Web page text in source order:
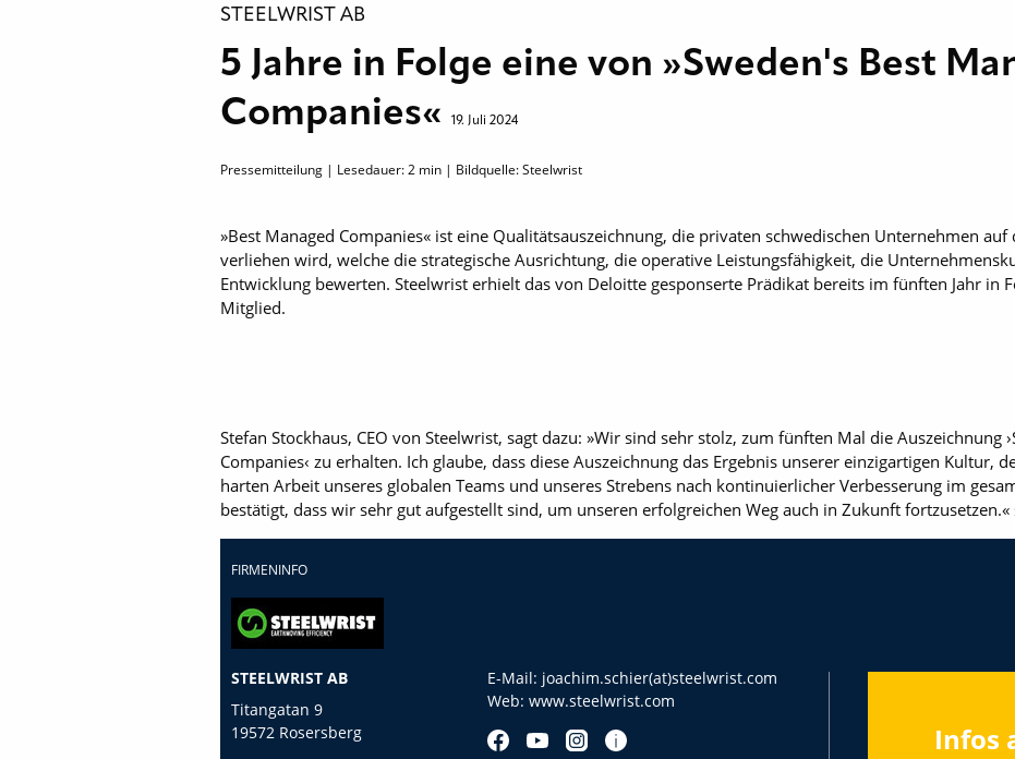
STEELWRIST AB
5 Jahre in Folge eine von »Sweden's Best
Companies«
19. Juli 2024
Pressemitteilung | Lesedauer:2 min | Bildquelle: Steelwrist
»Best Managed Companies« ist eine Qualitätsauszeichnung, die privaten schwedischen Unternehmen
verliehen wird, welche die strategische Ausrichtung, die operative Leistungsfähigkeit, die
Entwicklung bewerten. Steelwrist erhielt das von Deloitte gesponserte Prädikat bereits im fünften Jahr in
Mitglied.
Stefan Stockhaus, CEO von Steelwrist, sagt dazu: »Wir sind sehr stolz, zum fünften Mal die Auszeichnung
Companies‹ zu erhalten. Ich glaube, dass diese Auszeichnung das Ergebnis unserer einzigartigen Kultur,
harten Arbeit unseres globalen Teams und unseres Strebens nach kontinuierlicher Verbesserung im
bestätigt, dass wir sehr gut aufgestellt sind, um unseren erfolgreichen Weg auch in Zukunft fortzusetzen.«
FIRMENINFO
STEELWRIST AB
Titangatan 9
19572 Rosersberg
E-Mail: joachim.schier(at)steelwrist.com
Web: www.steelwrist.com
Infos